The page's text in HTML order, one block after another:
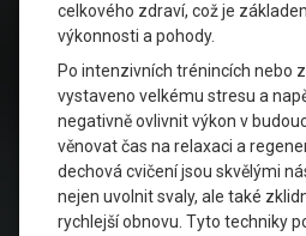
celkového zdraví, což je
výkonnosti a pohody.
Po intenzivních trénincích nebo
vystaveno velkému stresu a
negativně ovlivnit výkon v
věnovat čas na relaxaci a
dechová cvičení jsou skvělými
nejen uvolnit svaly, ale také
rychlejší obnovu. Tyto techniky